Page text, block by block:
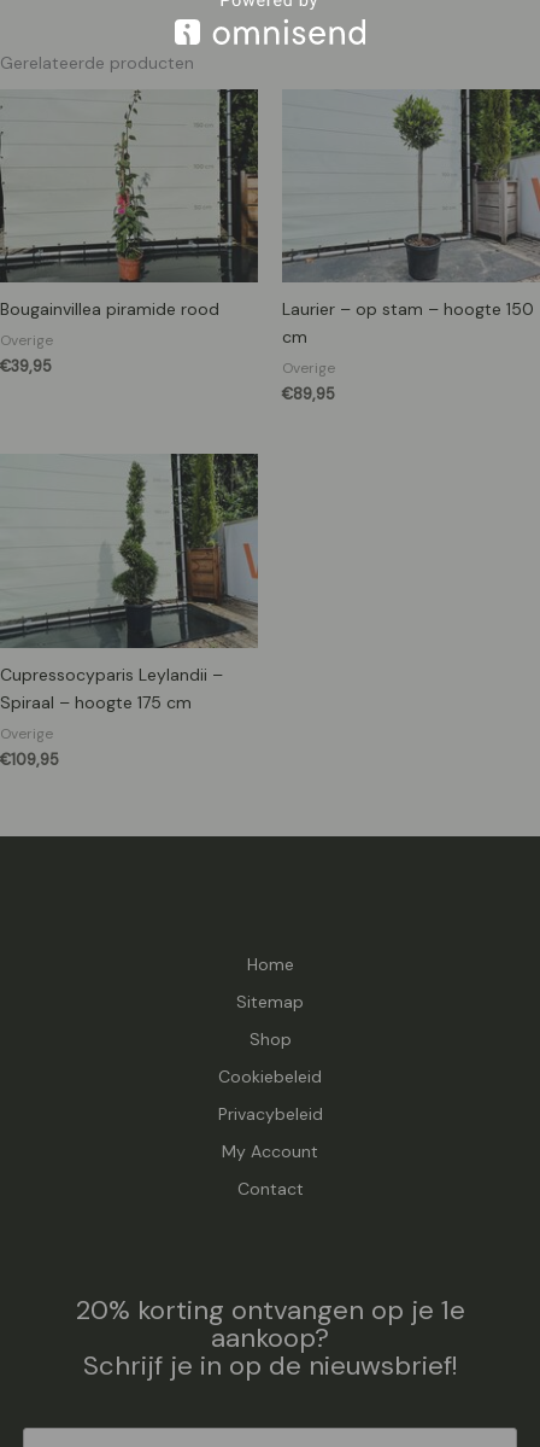
Gerelateerde producten
Bougainvillea piramide rood
Overige
€39,95
Laurier – op stam – hoogte 150
cm
Overige
€89,95
Cupressocyparis Leylandii –
Spiraal – hoogte 175 cm
Overige
€109,95
Home
Sitemap
Shop
Cookiebeleid
Privacybeleid
My Account
Contact
20% korting ontvangen op je 1e
aankoop?
Schrijf je in op de nieuwsbrief!